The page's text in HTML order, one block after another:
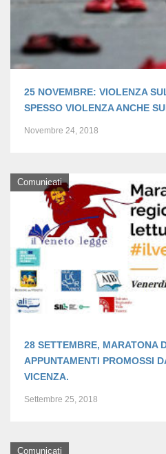
25 NOVEMBRE: VIOLENZA
SPESSO VIOLENZA ANCHE
Novembre 24, 2018
Comunicati
28 SETTEMBRE, MARATONA
APPUNTAMENTI PROMOSSI
VICENZA.
Settembre 25, 2018
Comunicati